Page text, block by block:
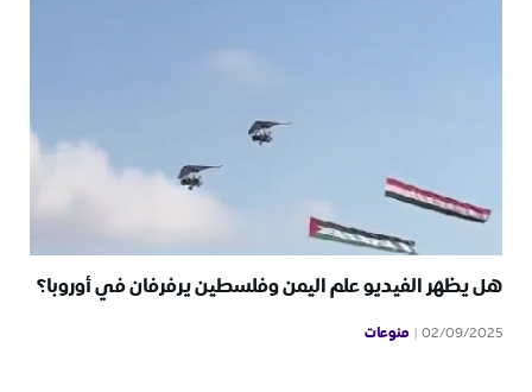
هل يظهر الفيديو علم اليمن وفلسطين يرفرفان في أوروبا؟
02/09/2025 منوعات